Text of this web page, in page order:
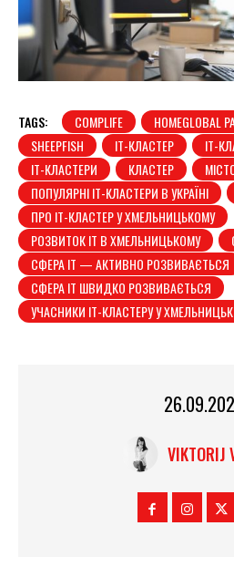
TAGS: COMPLIFE
HOMEGLOBAL
SHEEPFISH
ІТ-КЛАСТЕР
ІТ-
ІТ-КЛАСТЕРИ
КЛАСТЕР
ПОПУЛЯРНІ ІТ-КЛАСТЕРИ В УКРАЇНІ
ПРО ІТ-КЛАСТЕР У ХМЕЛЬНИЦЬКОМУ
РОЗВИТОК ІТ В ХМЕЛЬНИЦЬКОМУ
СФЕРА ІТ — АКТИВНО РОЗВИВАЄТЬСЯ
СФЕРА ІТ ШВИДКО РОЗВИВАЄТЬСЯ
УЧАСНИКИ ІТ-КЛАСТЕРУ У
VIKTORIJ